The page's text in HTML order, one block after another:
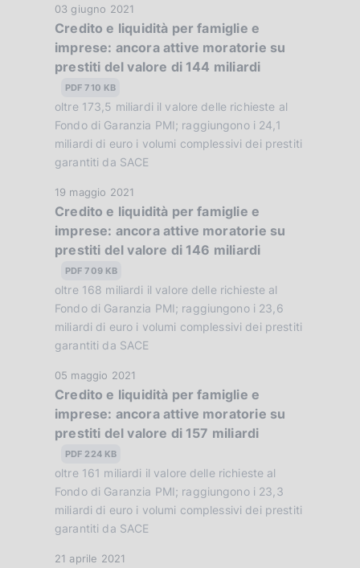
a
z
i
n
e
:
D
a
t
a
u
b
b
l
a
z
i
n
e
:
03 giugno 2021
Credito e liquidità per famiglie e
imprese: ancora attive moratorie su
prestiti del valore di 144 miliardi
PDF 710 KB
oltre 173,5 miliardi il valore delle richieste al
Fondo di Garanzia PMI; raggiungono i 24,1
miliardi di euro i volumi complessivi dei prestiti
garantiti da SACE
D
a
t
a
u
b
b
l
a
z
i
n
e
:
19 maggio 2021
Credito e liquidità per famiglie e
imprese: ancora attive moratorie su
prestiti del valore di 146 miliardi
PDF 709 KB
oltre 168 miliardi il valore delle richieste al
Fondo di Garanzia PMI; raggiungono i 23,6
miliardi di euro i volumi complessivi dei prestiti
garantiti da SACE
D
a
t
a
u
b
b
l
05 maggio 2021
Credito e liquidità per famiglie e
imprese: ancora attive moratorie su
prestiti del valore di 157 miliardi
PDF 224 KB
oltre 161 miliardi il valore delle richieste al
Fondo di Garanzia PMI; raggiungono i 23,3
miliardi di euro i volumi complessivi dei prestiti
garantiti da SACE
D
21 aprile 2021